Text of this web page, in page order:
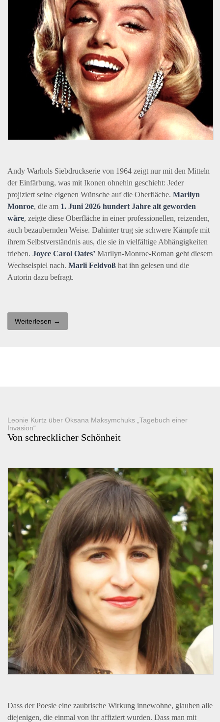
Andy Warhols Siebdruckserie von 1964 zeigt nur mit den Mitteln
der Einfärbung, was mit Ikonen ohnehin geschieht: Jeder
projiziert seine eigenen Wünsche auf die Oberfläche. Marilyn
Monroe, die am 1. Juni 2026 hundert Jahre alt geworden
wäre, zeigte diese Oberfläche in einer professionellen, reizenden,
auch bezaubernden Weise. Dahinter trug sie schwere Kämpfe mit
ihrem Selbstverständnis aus, die sie in vielfältige Abhängigkeiten
trieben. Joyce Carol Oates’ Marilyn-Monroe-Roman geht diesem
Wechselspiel nach. Marli Feldvoß hat ihn gelesen und die
Autorin dazu befragt.
Weiterlesen →
Leonie Kurtz über Oksana Maksymchuks „Tagebuch einer
Invasion“
Von schrecklicher Schönheit
Dass der Poesie eine zaubrische Wirkung innewohne, glauben alle
diejenigen, die einmal von ihr affiziert wurden. Dass man mit